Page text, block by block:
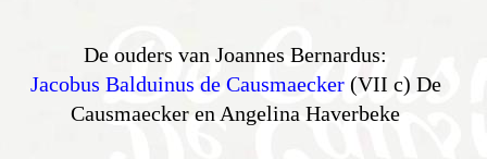
De ouders van Joannes Bernardus:
Jacobus Balduinus de Causmaecker(VII c) De
Causmaecker en Angelina Haverbeke